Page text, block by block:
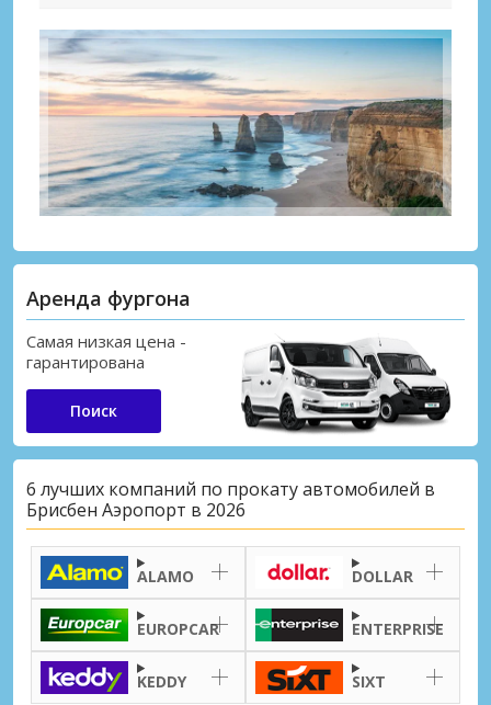
Аренда фургона
Самая низкая цена -
гарантирована
Поиск
6 лучших компаний по прокату автомобилей в
Брисбен Аэропорт в 2026
ALAMO DOLLAR
EUROPCAR ENTERPRISE
KEDDY SIXT